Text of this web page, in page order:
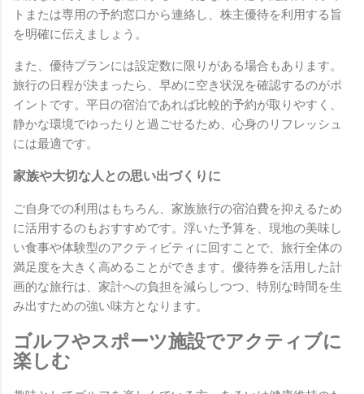
トまたは専用の予約窓口から連絡し、株主優待を利用する旨
を明確に伝えましょう。
また、優待プランには設定数に限りがある場合もあります。
旅行の日程が決まったら、早めに空き状況を確認するのがポ
イントです。平日の宿泊であれば比較的予約が取りやすく、
静かな環境でゆったりと過ごせるため、心身のリフレッシュ
には最適です。
家族や大切な人との思い出づくりに
ご自身での利用はもちろん、家族旅行の宿泊費を抑えるため
に活用するのもおすすめです。浮いた予算を、現地の美味し
い食事や体験型のアクティビティに回すことで、旅行全体の
満足度を大きく高めることができます。優待券を活用した計
画的な旅行は、家計への負担を減らしつつ、特別な時間を生
み出すための強い味方となります。
ゴルフやスポーツ施設でアクティブに
楽しむ